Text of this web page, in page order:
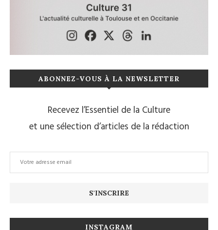
ABONNEZ-VOUS À LA NEWSLETTER
Recevez l’Essentiel de la Culture
et une sélection d’articles de la rédaction
INSTAGRAM